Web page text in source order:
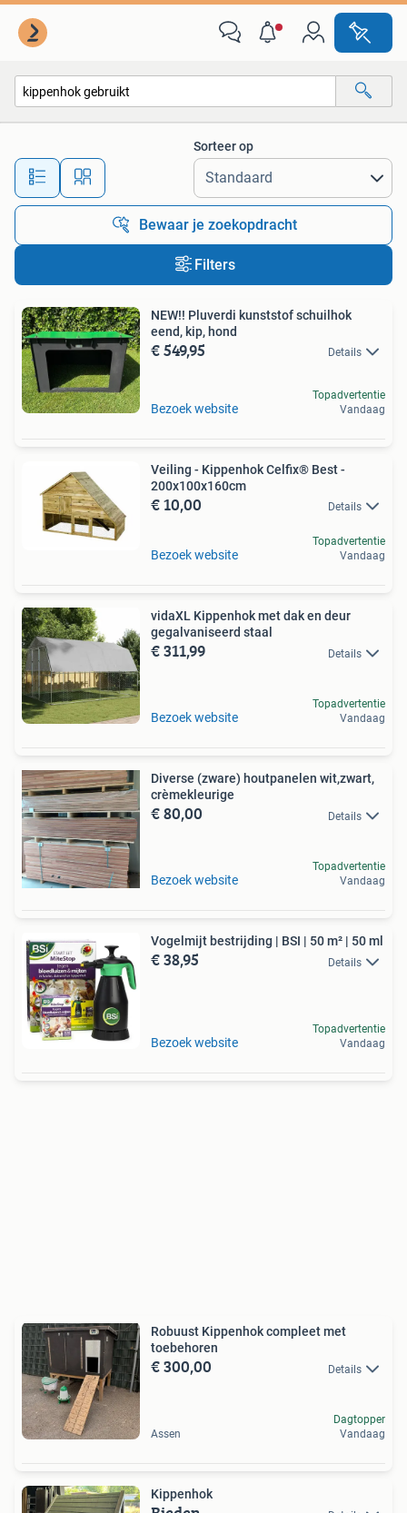
Alle afstanden…
Sorteer op
Bewaar je zoekopdracht
Filters
NEW!! Pluverdi kunststof schuilhok
eend, kip, hond
€ 549,95 Details
Bezoek website
Topadvertentie
Vandaag
Veiling - Kippenhok Celfix® Best -
200x100x160cm
€ 10,00 Details
Bezoek website
Topadvertentie
Vandaag
vidaXL Kippenhok met dak en deur
gegalvaniseerd staal
€ 311,99 Details
Bezoek website
Topadvertentie
Vandaag
Diverse (zware) houtpanelen wit,zwart,
crèmekleurige
€ 80,00 Details
Bezoek website
Topadvertentie
Vandaag
Vogelmijt bestrijding | BSI | 50 m² | 50 ml
€ 38,95 Details
Bezoek website
Topadvertentie
Vandaag
Robuust Kippenhok compleet met
toebehoren
€ 300,00 Details
Assen
Dagtopper
Vandaag
Kippenhok